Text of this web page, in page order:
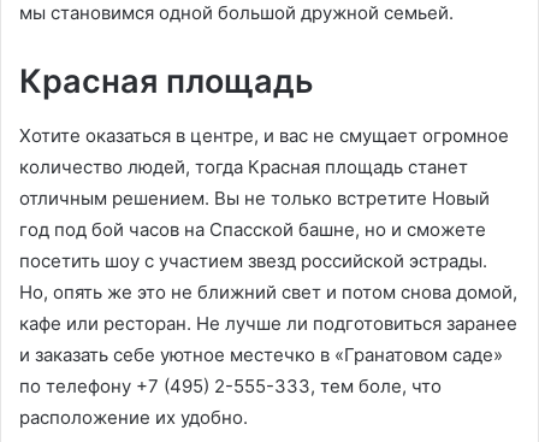
мы становимся одной большой дружной семьей.
Красная площадь
Хотите оказаться в центре, и вас не смущает огромное
количество людей, тогда Красная площадь станет
отличным решением. Вы не только встретите Новый
год под бой часов на Спасской башне, но и сможете
посетить шоу с участием звезд российской эстрады.
Но, опять же это не ближний свет и потом снова домой,
кафе или ресторан. Не лучше ли подготовиться заранее
и заказать себе уютное местечко в «Гранатовом саде»
по телефону +7 (495) 2-555-333, тем боле, что
расположение их удобно.